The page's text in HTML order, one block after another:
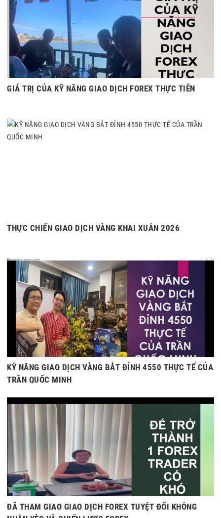
GIÁ TRỊ CỦA KỸ NĂNG GIAO DỊCH FOREX THỰC TIỄN
THỰC CHIẾN GIAO DỊCH VÀNG KHAI XUÂN 2026
KỸ NĂNG GIAO DỊCH VÀNG BẮT ĐỈNH 4550 THỰC TẾ CỦA
TRẦN QUỐC MINH
ĐÃ THAM GIAO GIAO DỊCH FOREX TUYỆT ĐỐI KHÔNG